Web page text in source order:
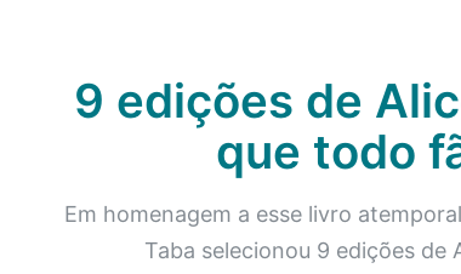
9 edições de
que todo
Em homenagem a esse livro
Taba selecionou 9 edições de